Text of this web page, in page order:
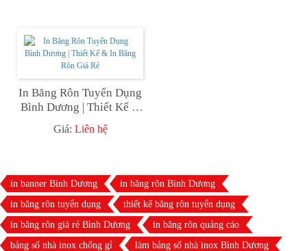
In Băng Rôn Tuyển Dụng
Bình Dương | Thiết Kế &
In Băng Rôn Giá Rẻ
Giá: Liên hệ
in banner Bình Dương
in băng rôn Bình Dương
in băng rôn tuyển dụng
thiết kế băng rôn tuyển dụng
in băng rôn giá rẻ Bình Dương
in băng rôn quảng cáo
bảng số nhà inox chống gỉ
làm bảng số nhà inox Bình Dương